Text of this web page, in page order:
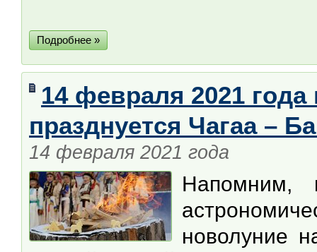
Подробнее »
14 февраля 2021
празднуется Чагаа –
14 февраля 2021 года
Напомним,
новолуние